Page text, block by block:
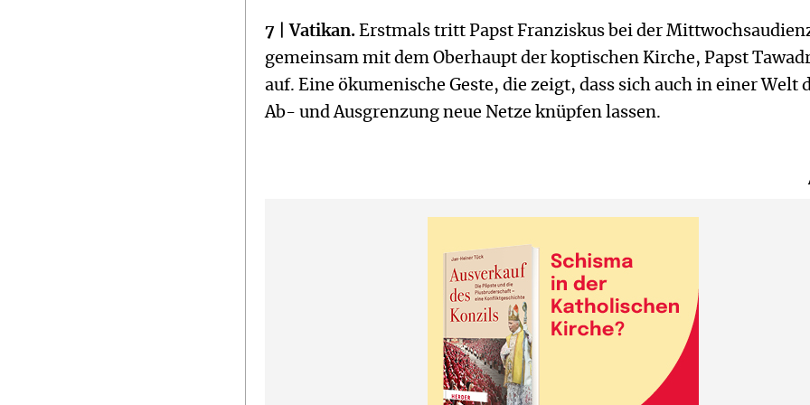
7 | Vatikan. Erstmals tritt Papst Franziskus bei der
gemeinsam mit dem Oberhaupt der koptischen Kirche, Papst
auf. Eine ökumenische Geste, die zeigt, dass sich auch in einer Welt
Ab- und Ausgrenzung neue Netze knüpfen lassen.